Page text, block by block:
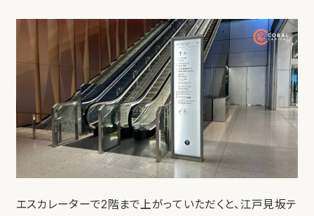
エスカレーターで2階まで上がっていただくと、江戸見坂テ